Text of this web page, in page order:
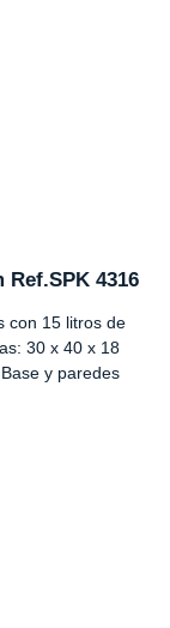
Ref.SPK 4316
con 15 litros de
30 x 40 x 18
y paredes